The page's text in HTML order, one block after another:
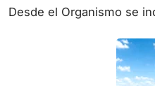
Desde el Organismo se